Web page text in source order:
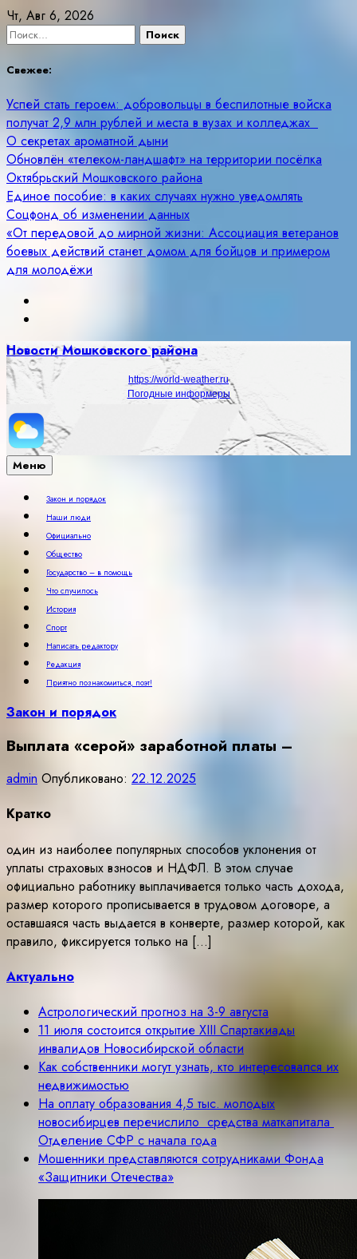
Skip
to
Чт, Авг 6, 2026
Найти:
Свежее:
Успей стать героем: добровольцы в беспилотные войска
получат 2,9 млн рублей и места в вузах и колледжах
О секретах ароматной дыни
Обновлён «телеком-ландшафт» на территории посёлка
Октябрьский Мошковского района
Единое пособие: в каких случаях нужно уведомлять
Соцфонд об изменении данных
«От передовой до мирной жизни: Ассоциация ветеранов
боевых действий станет домом для бойцов и примером
для молодёжи
Новости Мошковского района
https://world-weather.ru
Погодные информеры
Меню
Закон и порядок
Наши люди
Официально
Общество
Государство – в помощь
Что случилось
История
Спорт
Написать редактору
Редакция
Приятно познакомиться, поэт!
Закон и порядок
Выплата «серой» заработной платы –
admin Опубликовано: 22.12.2025
Кратко
один из наиболее популярных способов уклонения от
уплаты страховых взносов и НДФЛ. В этом случае
официально работнику выплачивается только часть дохода,
размер которого прописывается в трудовом договоре, а
оставшаяся часть выдается в конверте, размер которой, как
правило, фиксируется только на […]
Актуально
Астрологический прогноз на 3-9 августа
11 июля состоится открытие ХIII Спартакиады
инвалидов Новосибирской области
Как собственники могут узнать, кто интересовался их
недвижимостью
На оплату образования 4,5 тыс. молодых
новосибирцев перечислило средства маткапитала
Отделение СФР с начала года
Мошенники представляются сотрудниками Фонда
«Защитники Отечества»